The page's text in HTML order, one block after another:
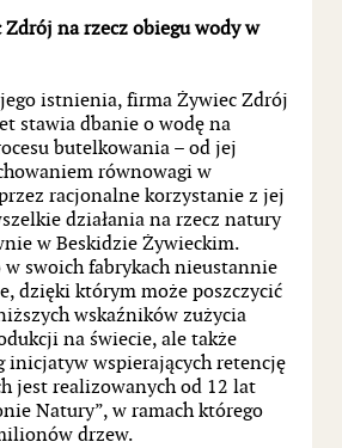
Zdrój na rzecz obiegu wody w
istnienia, firma Żywiec Zdrój
stawia dbanie o wodę na
butelkowania – od jej
równowagi w
racjonalne korzystanie z jej
działania na rzecz natury
w Beskidzie Żywieckim.
swoich fabrykach nieustannie
dzięki którym może poszczycić
wskaźników zużycia
na świecie, ale także
inicjatyw wspierających retencję
jest realizowanych od 12 lat
Natury”, w ramach którego
drzew.